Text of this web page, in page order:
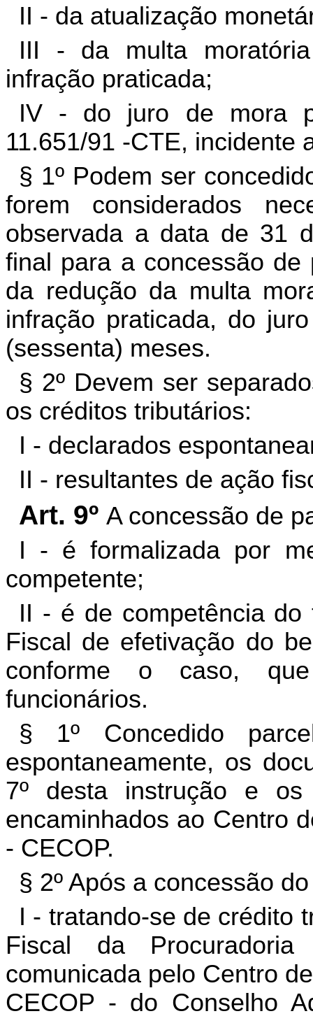
II - da atualização
III - da multa
infração praticada;
IV - do juro de mora
11.651/91 -CTE, incidente
§ 1º Podem ser
forem considerados
observada a data de 31
final para a concessão de
da redução da multa
infração praticada, do
(sessenta) meses.
§ 2º Devem ser
os créditos tributários:
I - declarados
II - resultantes de ação
Art. 9º A concessão de
I - é formalizada por
competente;
II - é de competência
Fiscal de efetivação do
conforme o caso,
funcionários.
§ 1º Concedido
espontaneamente, os
7º desta instrução e
encaminhados ao Centro
- CECOP.
§ 2º Após a concessão
I - tratando-se de crédito
Fiscal da
comunicada pelo Centro
CECOP - do Conselho